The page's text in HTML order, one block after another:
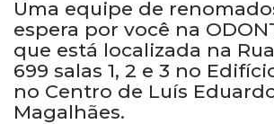
Uma equipe de
espera por você na
que está localizada na
699 salas 1, 2 e 3 no
no Centro de Luís
Magalhães.